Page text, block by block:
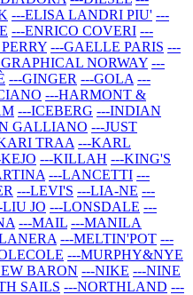
---ELISA LANDRI PIU' ---
---ENRICO COVERI ---
---GAELLE PARIS ---
NORWAY ---
---GINGER ---GOLA ---
---HARMONT &
---ICEBERG ---INDIAN
GALLIANO ---JUST
TRAA ---KARL
---KILLAH ---KING'S
---LANCETTI ---
---LEVI'S ---LIA-NE ---
LIU JO ---LONSDALE ---
---MAIL ---MANILA
---MELTIN'POT ---
---MURPHY&NYE
BARON ---NIKE ---NINE
SAILS ---NORTHLAND ---